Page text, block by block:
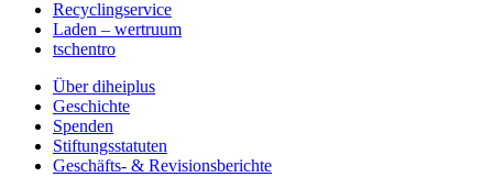
Recyclingservice
Laden – wertruum
tschentro
Über diheiplus
Geschichte
Spenden
Stiftungsstatuten
Geschäfts- & Revisionsberichte